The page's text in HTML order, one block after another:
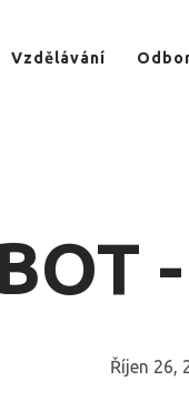
Vzdělávání
Říjen 26,